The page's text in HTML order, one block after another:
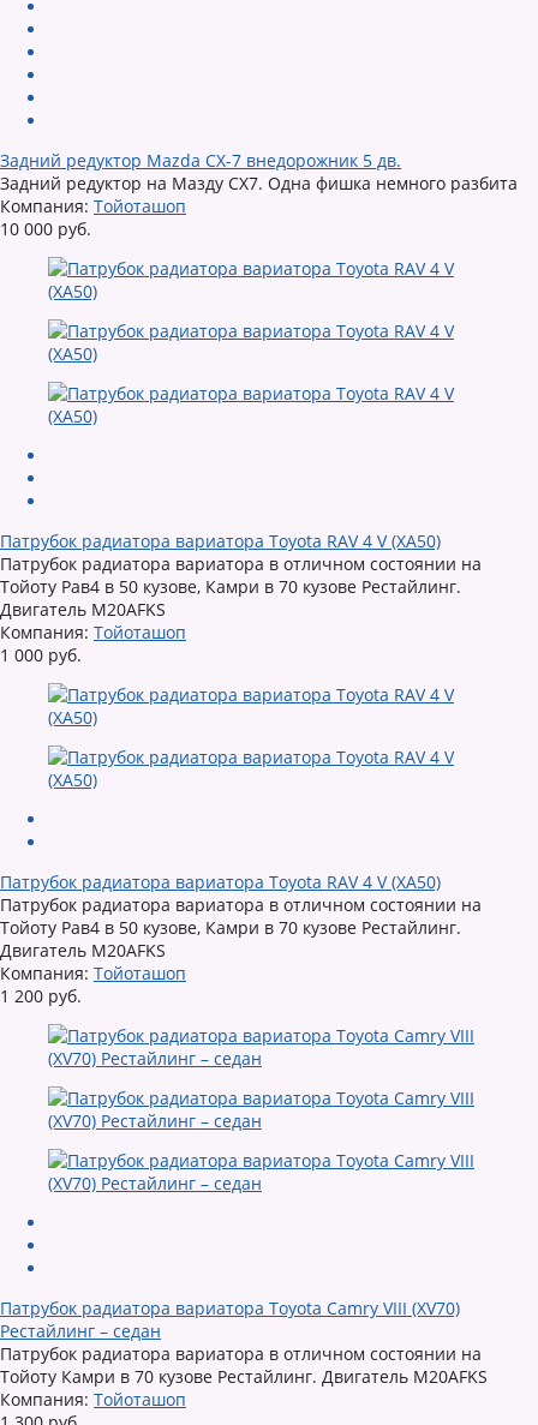
Задний редуктор Mazda CX-7 внедорожник 5 дв.
Задний редуктор на Мазду CX7. Одна фишка немного разбита
Компания: Тойоташоп
10 000 руб.
Патрубок радиатора вариатора Toyota RAV 4 V (XA50)
Патрубок радиатора вариатора в отличном состоянии на
Тойоту Рав4 в 50 кузове, Камри в 70 кузове Рестайлинг.
Двигатель M20AFKS
Компания: Тойоташоп
1 000 руб.
Патрубок радиатора вариатора Toyota RAV 4 V (XA50)
Патрубок радиатора вариатора в отличном состоянии на
Тойоту Рав4 в 50 кузове, Камри в 70 кузове Рестайлинг.
Двигатель M20AFKS
Компания: Тойоташоп
1 200 руб.
Патрубок радиатора вариатора Toyota Camry VIII (XV70)
Рестайлинг – седан
Патрубок радиатора вариатора в отличном состоянии на
Тойоту Камри в 70 кузове Рестайлинг. Двигатель M20AFKS
Компания: Тойоташоп